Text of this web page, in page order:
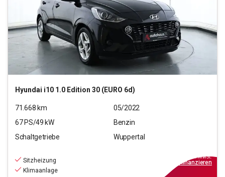
Hyundai i10 1.0 Edition 30 (EURO 6d)
71.668 km
05/2022
67PS/49 kW
Benzin
Schaltgetriebe
Wuppertal
Sitzheizung
Klimaanlage
inkl.MwSt.
finanzieren